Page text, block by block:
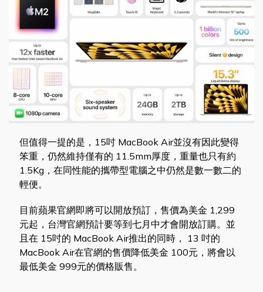
但值得一提的是，15吋 MacBook Air並沒有因此變得
笨重，仍然維持僅有的 11.5mm厚度，重量也只有約
1.5Kg，在同性能的攜帶型電腦之中仍然是數一數二的
輕便。
目前蘋果官網即將可以開放預訂，售價為美金 1,299
元起，台灣官網預計要等到七月中才會開放訂購。並
且在 15吋的 MacBook Air推出的同時， 13 吋的
MacBook Air在官網的售價降低美金 100元，將會以
最低美金 999元的價格販售。